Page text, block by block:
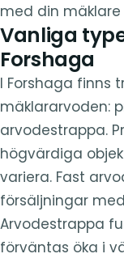
med din
Vanliga
Forshaga
I Forshaga finns
mäklararvoden:
arvodestrappa.
högvärdiga
variera. Fast
försäljningar
Arvodestrappa
förväntas öka i